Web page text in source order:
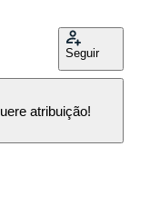
Seguir
atribuição!